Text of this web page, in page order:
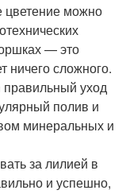
цветение можно
— это
ничего сложного.
правильный уход
полив и
минеральных и
за лилией в
и успешно,